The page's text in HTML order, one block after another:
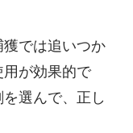
では追いつか
が効果的で
選んで、正し